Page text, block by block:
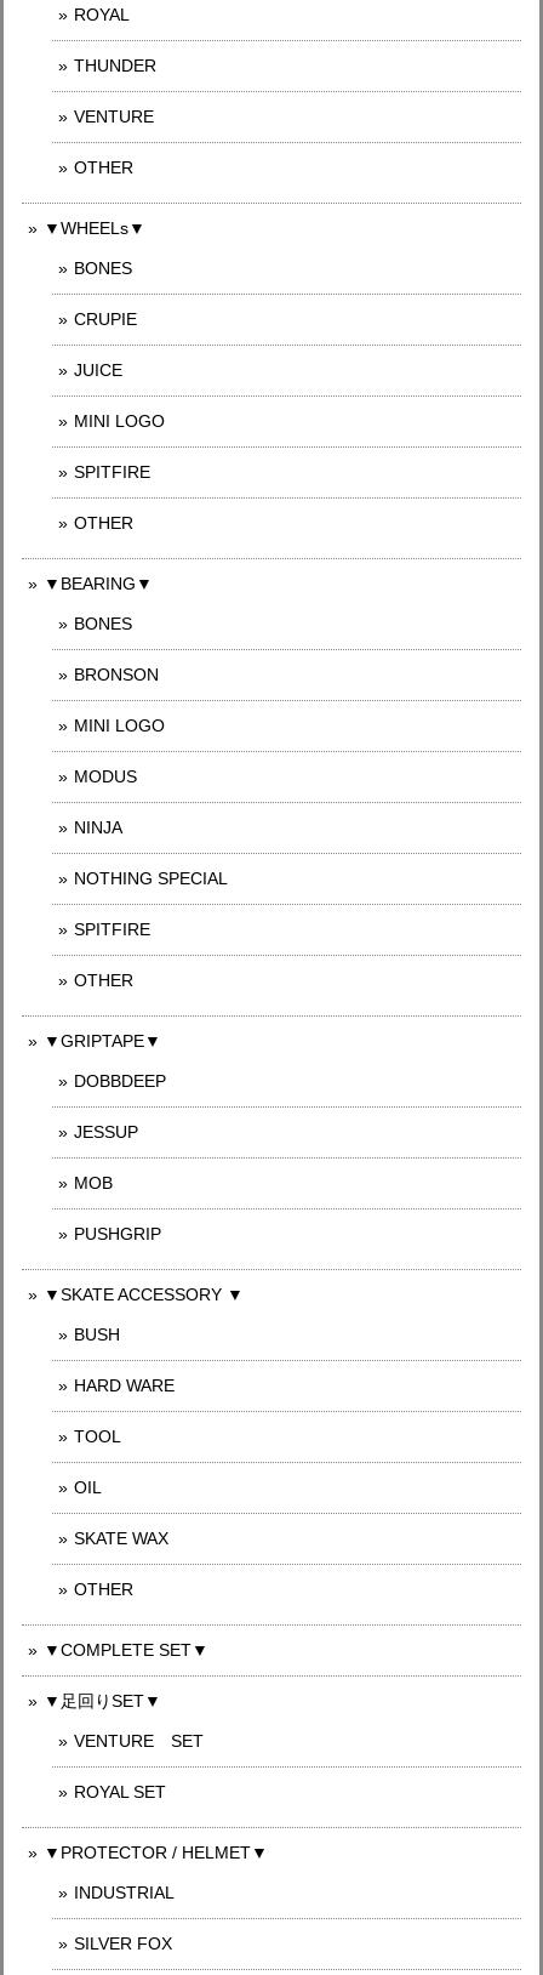
ROYAL
THUNDER
VENTURE
OTHER
▼WHEELs▼
BONES
CRUPIE
JUICE
MINI LOGO
SPITFIRE
OTHER
▼BEARING▼
BONES
BRONSON
MINI LOGO
MODUS
NINJA
NOTHING SPECIAL
SPITFIRE
OTHER
▼GRIPTAPE▼
DOBBDEEP
JESSUP
MOB
PUSHGRIP
▼SKATE ACCESSORY ▼
BUSH
HARD WARE
TOOL
OIL
SKATE WAX
OTHER
▼COMPLETE SET▼
▼足回りSET▼
VENTURE SET
ROYAL SET
▼PROTECTOR / HELMET▼
INDUSTRIAL
SILVER FOX